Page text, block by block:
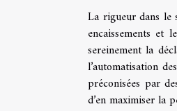
La rigueur dans le
encaissements
sereinement la
l’automatisation
préconisées par
d’en maximiser la